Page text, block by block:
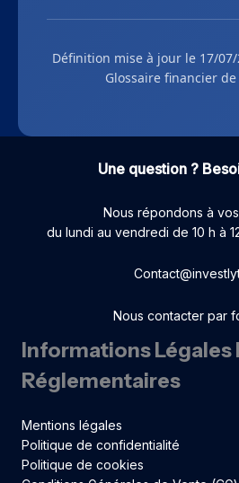
Définition mise à jour le 17/
Glossaire financier
Une question ?
Nous répondons à
du lundi au vendredi de 10 h à
Nous contacter par
Informations Légales
Réglementaires
Mentions légales
Politique de confidentialité
Politique de cookies